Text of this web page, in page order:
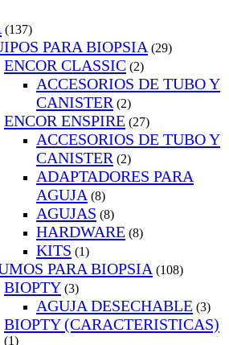
(137)
PARA BIOPSIA (29)
ENCOR CLASSIC (2)
ACCESORIOS DE TUBO Y
CANISTER (2)
ENCOR ENSPIRE (27)
ACCESORIOS DE TUBO Y
CANISTER (2)
ADAPTADORES PARA
AGUJA (8)
AGUJAS (8)
HARDWARE (8)
KITS (1)
PARA BIOPSIA (108)
BIOPTY (3)
AGUJA DESECHABLE (3)
BIOPTY (CARACTERISTICAS)
(1)